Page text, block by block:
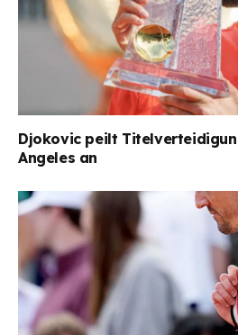
Djokovic peilt
Angeles an